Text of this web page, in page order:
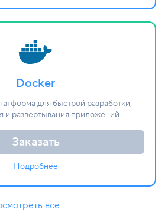
Docker
для быстрой разработки,
и развертывания приложений
Заказать
Подробнее
все